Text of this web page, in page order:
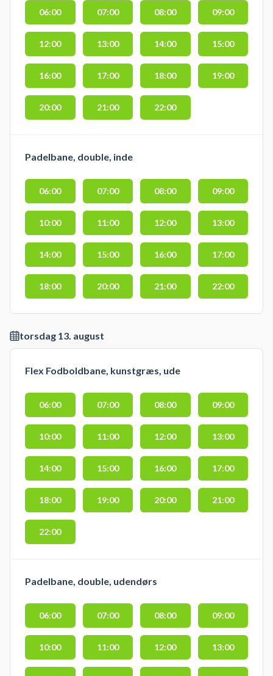
06:00 07:00 08:00 09:00
12:00 13:00 14:00 15:00
16:00 17:00 18:00 19:00
20:00 21:00 22:00
Padelbane, double, inde
06:00 07:00 08:00 09:00
10:00 11:00 12:00 13:00
14:00 15:00 16:00 17:00
18:00 20:00 21:00 22:00
torsdag 13. august
Flex Fodboldbane, kunstgræs, ude
06:00 07:00 08:00 09:00
10:00 11:00 12:00 13:00
14:00 15:00 16:00 17:00
18:00 19:00 20:00 21:00
22:00
Padelbane, double, udendørs
06:00 07:00 08:00 09:00
10:00 11:00 12:00 13:00